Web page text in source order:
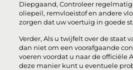
Diepgaand, Controleer
oliepeil, remvloeistof en andere
zorgen dat uw voertuig in goede
Verder, Als u twijfelt over de staat
dan niet om een voorafgaande
voeren voordat u naar de officiële
deze manier kunt u eventuele